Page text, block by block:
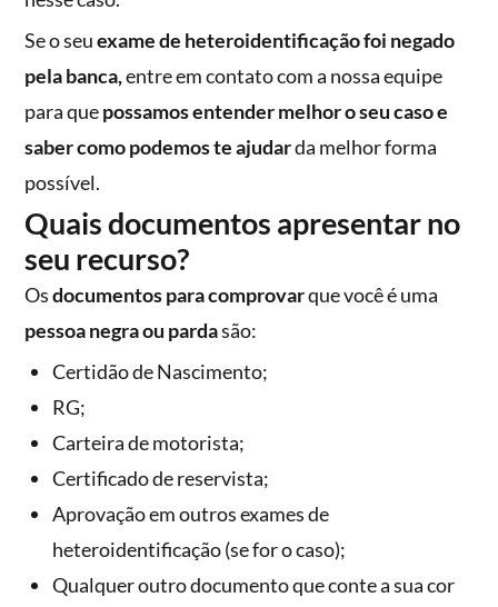
Se o seuexame de heteroidentificação foi negado
pela banca,entre em contato com a nossa equipe
para quepossamos entender melhor o seu caso e
saber como podemos te ajudarda melhor forma
possível.
Quais documentos apresentar no
seu recurso?
Osdocumentos para comprovarque você é uma
pessoa negra ou pardasão:
Certidão de Nascimento;
RG;
Carteira de motorista;
Certificado de reservista;
Aprovação em outros exames de
heteroidentificação (se for o caso);
Qualquer outro documento que conte a sua cor